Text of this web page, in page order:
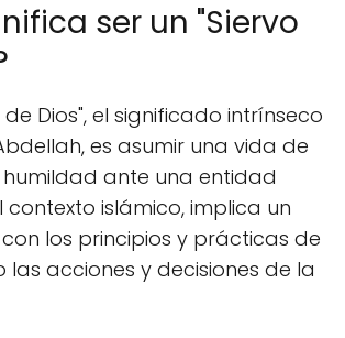
ser un "Siervo
de Dios", el significado intrínseco
es asumir una vida de
ante una entidad
contexto islámico, implica un
los principios y prácticas de
las acciones y decisiones de la